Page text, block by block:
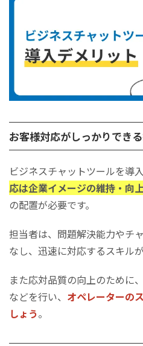
お客様対応がしっかりでき
ビジネスチャットツールを導
応は企業イメージの維持・向
の配置が必要です。
担当者は、問題解決能力やチ
なし、迅速に対応するスキル
また応対品質の向上のために
などを行い、 オペレーターの
しょう。